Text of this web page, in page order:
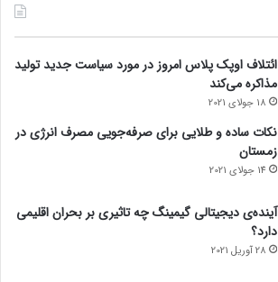
ائتلاف اوپک پلاس امروز در مورد سیاست جدید تولید
مذاکره می‌کند
18 جولای 2021
نکات ساده و طلایی برای صرفه‌جویی مصرف انرژی در
زمستان
14 جولای 2021
آینده‌ی دیجیتالی گیمینگ چه تاثیری بر بحران اقلیمی
دارد؟
28 آوریل 2021